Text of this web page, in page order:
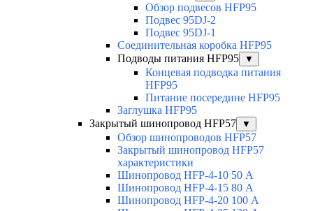
Обзор подвесов HFP95
Подвес 95DJ-2
Подвес 95DJ-1
Соединительная коробка HFP95
Подводы питания HFP95
▼
Концевая подводка питания
HFP95
Питание посередине HFP95
Заглушка HFP95
Закрытый шинопровод HFP57
▼
Обзор шинопроводов HFP57
Закрытый шинопровод HFP57
характеристики
Шинопровод HFP-4-10 50 А
Шинопровод HFP-4-15 80 А
Шинопровод HFP-4-20 100 А